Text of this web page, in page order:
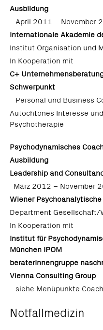
Ausbildung
April 2011 – November
Internationale Akademie
Institut Organisation und
In Kooperation mit
C+
Schwerpunkt
Personal und Business
Autochtones Interesse
Psychotherapie
Psychodynamisches
Ausbildung
Leadership and
März 2012 – November
Wiener
Department
In Kooperation mit
Institut für
München IPOM
beraterInnengruppe
Vienna Consulting Group
siehe Menüpunkte
Notfallmedizin